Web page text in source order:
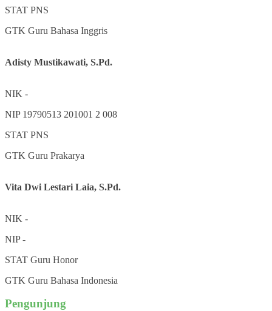
STAT PNS
GTK Guru Bahasa Inggris
Adisty Mustikawati, S.Pd.
NIK -
NIP 19790513 201001 2 008
STAT PNS
GTK Guru Prakarya
Vita Dwi Lestari Laia, S.Pd.
NIK -
NIP-
STAT Guru Honor
GTK Guru Bahasa Indonesia
Pengunjung